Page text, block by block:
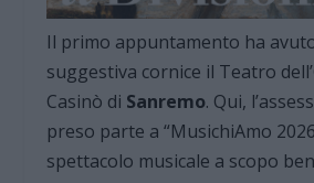
Il primo appuntamento ha
suggestiva cornice il Teatro
Casinò di Sanremo. Qui,
preso parte a “MusichiAmo
spettacolo musicale a scopo